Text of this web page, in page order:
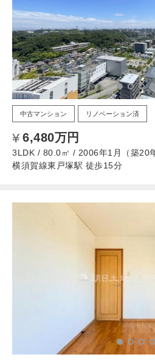
中古マンション リノベーション済
6,480万円
3LDK / 80.0㎡ / 2006年1月（築20
横須賀線東戸塚駅 徒歩15分